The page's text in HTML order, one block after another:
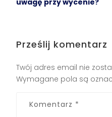
Prześlij komentarz
Twój adres email nie
Wymagane pola są